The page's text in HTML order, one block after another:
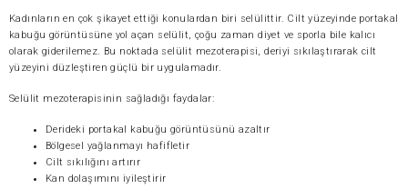
Kadınların en çok şikayet ettiği konulardan biri selülittir. Cilt yüzeyinde portakal
kabuğu görüntüsüne yol açan selülit, çoğu zaman diyet ve sporla bile kalıcı
olarak giderilemez. Bu noktada selülit mezoterapisi, deriyi sıkılaştırarak cilt
yüzeyini düzleştiren güçlü bir uygulamadır.
Selülit mezoterapisinin sağladığı faydalar:
Derideki portakal kabuğu görüntüsünü azaltır
Bölgesel yağlanmayı hafifletir
Cilt sıkılığını artırır
Kan dolaşımını iyileştirir